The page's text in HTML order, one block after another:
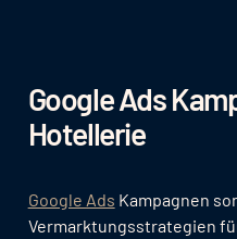
Google Ads
Hotellerie
Google Ads Kampagnen
Vermarktungsstrategien